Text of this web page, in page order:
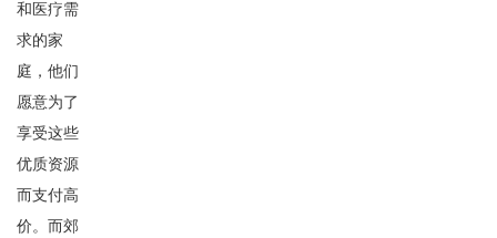
和医疗需
求的家
庭，他们
愿意为了
享受这些
优质资源
而支付高
价。而郊